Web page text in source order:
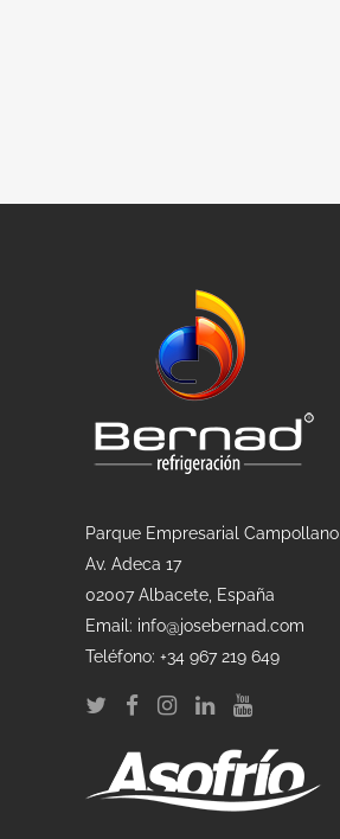
Parque Empresarial Campollano
Av. Adeca 17
02007 Albacete, España
Email: info@josebernad.com
Teléfono: +34 967 219 649